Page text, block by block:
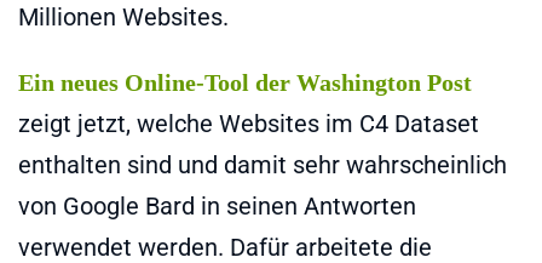
Millionen Websites.
Ein neues Online-Tool der Washington Post
zeigt jetzt, welche Websites im C4 Dataset
enthalten sind und damit sehr wahrscheinlich
von Google Bard in seinen Antworten
verwendet werden. Dafür arbeitete die